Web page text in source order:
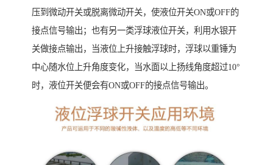
压到微动开关或脱离微动开关，使液位开关ON或OFF的
接点信号输出；也有另一类浮球液位开关，利用水银开
关做接点输出，当液位上升接触浮球时，浮球以重锤为
中心随水位上升角度变化，当水面以上扬线角度超过10°
时，液位开关便会有ON或OFF的接点信号输出。